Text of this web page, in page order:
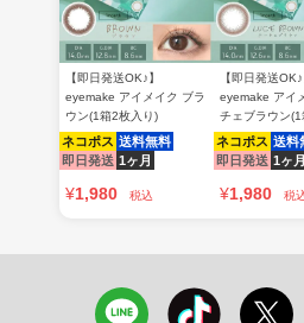
【即日発送OK♪】
eyemake アイメイク ブラ
ウン(1箱2枚入り)
ネコポス 送料無料
即日発送 1ヶ月
¥1,980 税込
【即日発送OK♪
eyemake アイ
チェブラウン
ネコポス 送料
即日発送 1ヶ月
¥1,980 税